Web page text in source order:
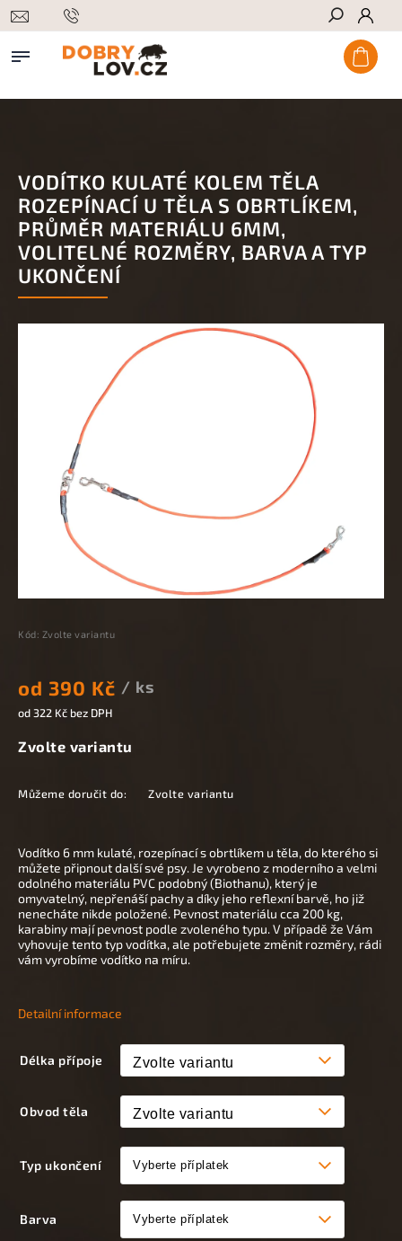
Hledat
VODÍTKO KULATÉ KOLEM TĚLA
ROZEPÍNACÍ U TĚLA S OBRTLÍKEM,
PRŮMĚR MATERIÁLU 6MM,
VOLITELNÉ ROZMĚRY, BARVA A TYP
UKONČENÍ
Kód: Zvolte variantu
od 390 Kč / ks
od322 Kč bez DPH
Zvolte variantu
Můžeme doručit do: Zvolte variantu
Délka přípoje
Obvod těla
Typ ukončení
Barva
Vodítko 6 mm kulaté, rozepínací s obrtlíkem u těla, do kterého si
můžete připnout další své psy. Je vyrobeno z moderního a velmi
odolného materiálu PVC podobný (Biothanu), který je
omyvatelný, nepřenáší pachy a díky jeho reflexní barvě, ho již
nenecháte nikde položené. Pevnost materiálu cca 200 kg,
karabiny mají pevnost podle zvoleného typu. V případě že Vám
vyhovuje tento typ vodítka, ale potřebujete změnit rozměry, rádi
vám vyrobíme vodítko na míru.
Detailní informace